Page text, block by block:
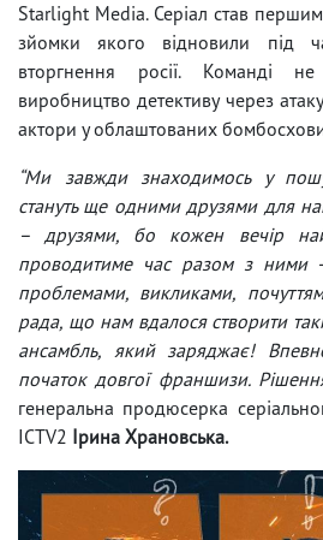
Starlight Media. Серіал став
зйомки якого відновили під
вторгнення росії. Команді
виробництво детективу через
актори у облаштованих
“Ми завжди знаходимось у
стануть ще одними друзями для
– друзями, бо кожен вечір
проводитиме час разом з ними
проблемами, викликами,
рада, що нам вдалося створити
ансамбль, який заряджає!
початок довгої франшизи.
генеральна продюсерка
ICTV2 Ірина Храновська.